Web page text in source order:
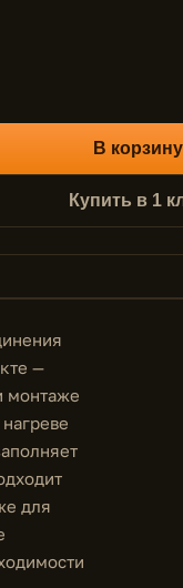
В корзину
Купить в 1
—
монтаже
для